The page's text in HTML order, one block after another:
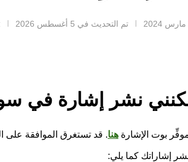
تم التحديث في ‏5 أغسطس 2026
نشر إشارة في
بوت الإشارة هنا. قد تستغرق الموافقة على الطلب من 3
إشاراتك كما يلي: